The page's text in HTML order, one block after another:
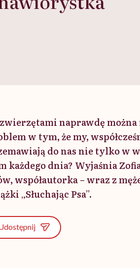
naprawdę
w tym, że my,
do nas nie tylko w
każdego dnia? Wyjaśnia
współautorka – wraz z
„Słuchając Psa”.